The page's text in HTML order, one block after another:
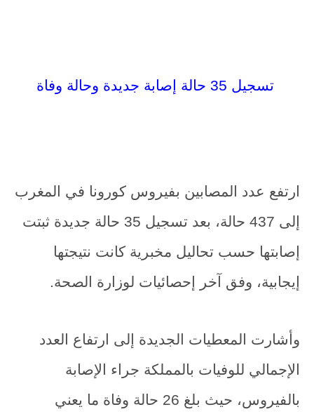
تسجيل 35 حالة إصابة جديدة وحالة وفاة
ارتفع عدد المصابين بفيروس كورونا في المغرب
إلى 437 حالة، بعد تسجيل 35 حالة جديدة ثبتت
إصابتها حسب تحاليل مخبرية كانت نتيجتها
إيجابية، وفق آخر إحصائيات لوزارة الصحة.
وأشارت المعطيات الجديدة إلى ارتفاع العدد
الإجمالي للوفيات بالمملكة جراء الإصابة
بالفيروس، حيث بلغ 26 حالة وفاة ما يعني